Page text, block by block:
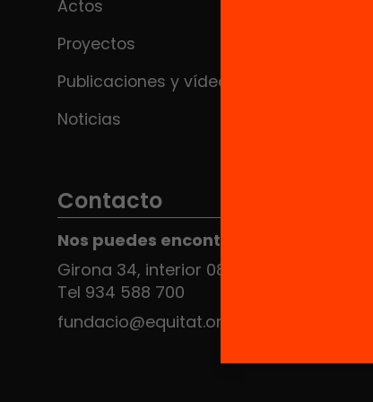
Actos
Proyectos
Publicaciones y vídeos
Noticias
Contacto
Nos puedes encontrar en el HUB Social
Girona 34, interior 08010 Barcelona
Tel 934 588 700
fundacio@equitat.org